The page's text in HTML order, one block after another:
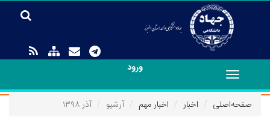
ورود
Toggle
navigation
صفحه‌اصلی
اخبار اخبار مهم آرشیو آذر ۱۳۹۸